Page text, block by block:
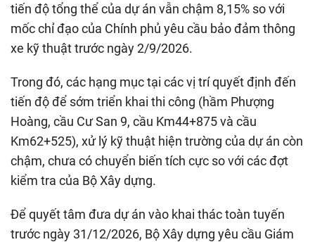
tiến độ tổng thể của dự án vẫn chậm 8,15% so với
mốc chỉ đạo của Chính phủ yêu cầu bảo đảm thông
xe kỹ thuật trước ngày 2/9/2026.
Trong đó, các hạng mục tại các vị trí quyết định đến
tiến độ để sớm triển khai thi công (hầm Phượng
Hoàng, cầu Cư San 9, cầu Km44+875 và cầu
Km62+525), xử lý kỹ thuật hiện trường của dự án còn
chậm, chưa có chuyển biến tích cực so với các đợt
kiểm tra của Bộ Xây dựng.
Để quyết tâm đưa dự án vào khai thác toàn tuyến
trước ngày 31/12/2026, Bộ Xây dựng yêu cầu Giám